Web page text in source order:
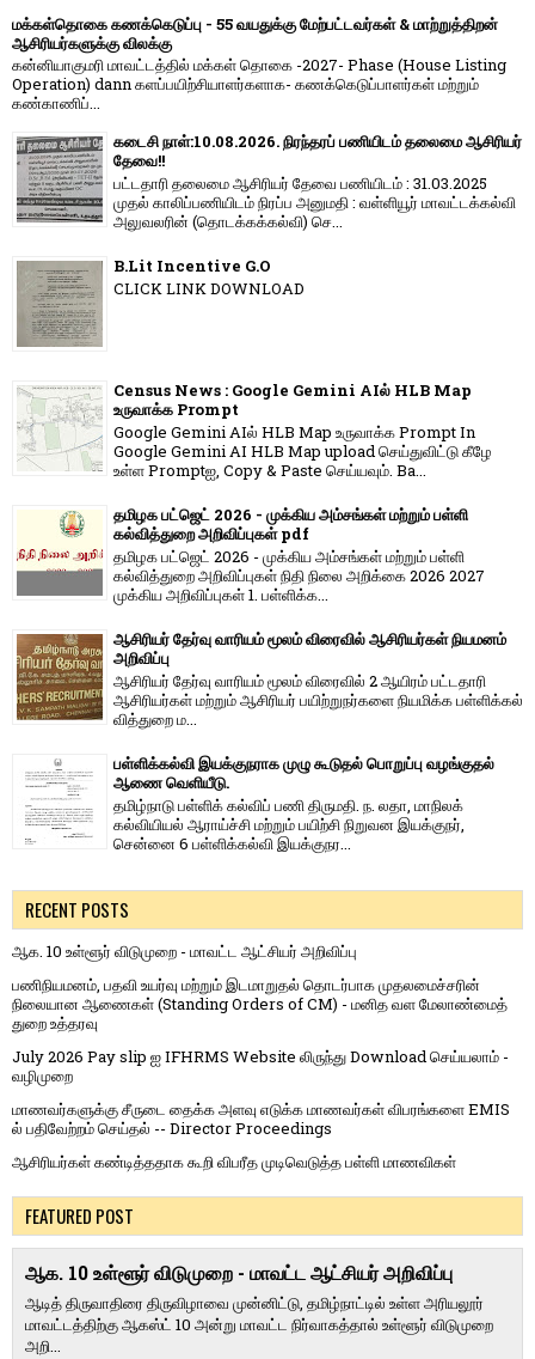
மக்கள்தொகை கணக்கெடுப்பு - 55 வயதுக்கு மேற்பட்டவர்கள் & மாற்றுத்திறன்
ஆசிரியர்களுக்கு விலக்கு
கன்னியாகுமரி மாவட்டத்தில் மக்கள் தொகை -2027- Phase (House Listing
Operation) dann களப்பயிற்சியாளர்களாக- கணக்கெடுப்பாளர்கள் மற்றும்
கண்காணிப்...
கடைசி நாள்:10.08.2026. நிரந்தரப் பணியிடம் தலைமை ஆசிரியர்
தேவை!!
பட்டதாரி தலைமை ஆசிரியர் தேவை பணியிடம் : 31.03.2025
முதல் காலிப்பணியிடம் நிரப்ப அனுமதி : வள்ளியூர் மாவட்டக்கல்வி
அலுவலரின் (தொடக்கக்கல்வி) செ...
B.Lit Incentive G.O
CLICK LINK DOWNLOAD
Census News : Google Gemini AIல் HLB Map
உருவாக்க Prompt
Google Gemini AIல் HLB Map உருவாக்க Prompt In
Google Gemini AI HLB Map upload செய்துவிட்டு கீழே
உள்ள Promptஐ, Copy & Paste செய்யவும். Ba...
தமிழக பட்ஜெட் 2026 - முக்கிய அம்சங்கள் மற்றும் பள்ளி
கல்வித்துறை அறிவிப்புகள் pdf
தமிழக பட்ஜெட் 2026 - முக்கிய அம்சங்கள் மற்றும் பள்ளி
கல்வித்துறை அறிவிப்புகள் நிதி நிலை அறிக்கை 2026 2027
முக்கிய அறிவிப்புகள் 1. பள்ளிக்க...
ஆசிரியர் தேர்வு வாரியம் மூலம் விரைவில் ஆசிரியர்கள் நியமனம்
அறிவிப்பு
ஆசிரியர் தேர்வு வாரி​யம் மூலம் விரை​வில் 2 ஆயிரம் பட்​ட​தாரி
ஆசிரியர்​கள் மற்​றும் ஆசிரியர் பயிற்றுநர்​களை நியமிக்க பள்​ளிக்​கல்​
வித்​துறை ம...
பள்ளிக்கல்வி இயக்குநராக முழு கூடுதல் பொறுப்பு வழங்குதல்
ஆணை வெளியீடு.
தமிழ்நாடு பள்ளிக் கல்விப் பணி திருமதி. ந. லதா, மாநிலக்
கல்வியியல் ஆராய்ச்சி மற்றும் பயிற்சி நிறுவன இயக்குநர்,
சென்னை 6 பள்ளிக்கல்வி இயக்குநர...
RECENT POSTS
ஆக. 10 உள்ளூர் விடுமுறை - மாவட்ட ஆட்சியர் அறிவிப்பு
பணிநியமனம், பதவி உயர்வு மற்றும் இடமாறுதல் தொடர்பாக முதலமைச்சரின்
நிலையான ஆணைகள் (Standing Orders of CM) - மனித வள மேலாண்மைத்
துறை உத்தரவு
July 2026 Pay slip ஐ IFHRMS Website லிருந்து Download செய்யலாம் -
வழிமுறை
மாணவர்களுக்கு சீருடை தைக்க அளவு எடுக்க மாணவர்கள் விபரங்களை EMIS
ல் பதிவேற்றம் செய்தல் -- Director Proceedings
ஆசிரியர்கள் கண்டித்ததாக கூறி விபரீத முடிவெடுத்த பள்ளி மாணவிகள்
FEATURED POST
ஆக. 10 உள்ளூர் விடுமுறை - மாவட்ட ஆட்சியர் அறிவிப்பு
ஆடித் திருவாதிரை திருவிழாவை முன்னிட்டு, தமிழ்நாட்டில் உள்ள அரியலூர்
மாவட்டத்திற்கு ஆகஸ்ட் 10 அன்று மாவட்ட நிர்வாகத்தால் உள்ளூர் விடுமுறை
அறி...